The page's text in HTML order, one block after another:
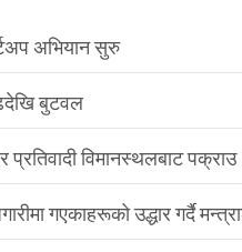
अभियान सुरु
बुटवल
विमानस्थलबाट पक्राउ
गएकाहरूको उद्धार गर्दै